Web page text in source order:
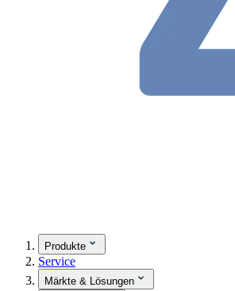
Produkte
Service
Märkte & Lösungen